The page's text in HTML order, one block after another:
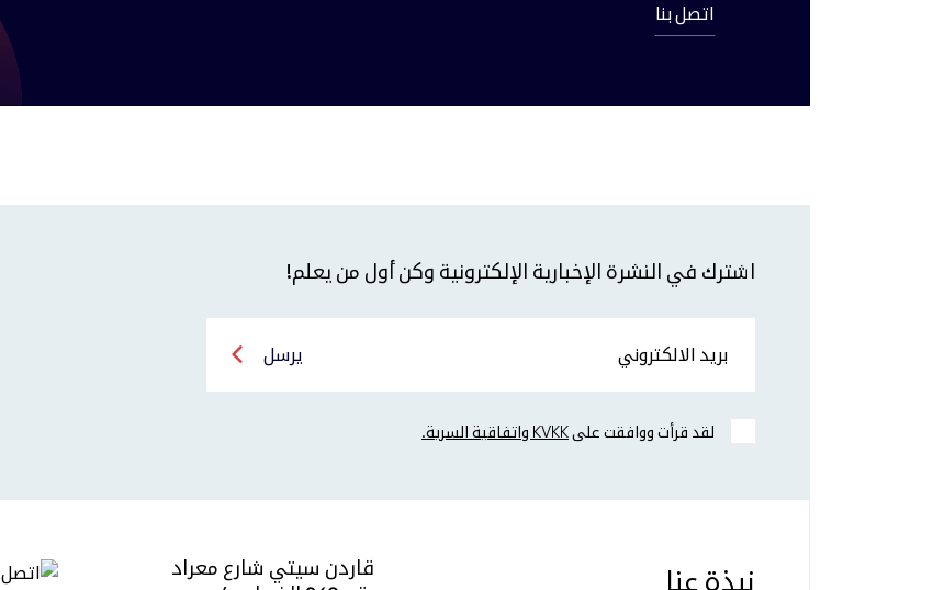
اتصل بنا
اشترك في النشرة الإخبارية الإلكترونية وكن أول من يعلم!
بريد الالكتروني يرسل
لقد قرأت ووافقت على KVKK واتفاقية السرية.
نبذة عنا
قاردن سيتي شارع معراد